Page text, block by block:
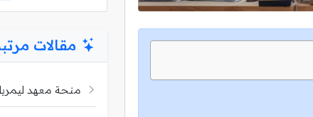
مقالات
منحة معهد